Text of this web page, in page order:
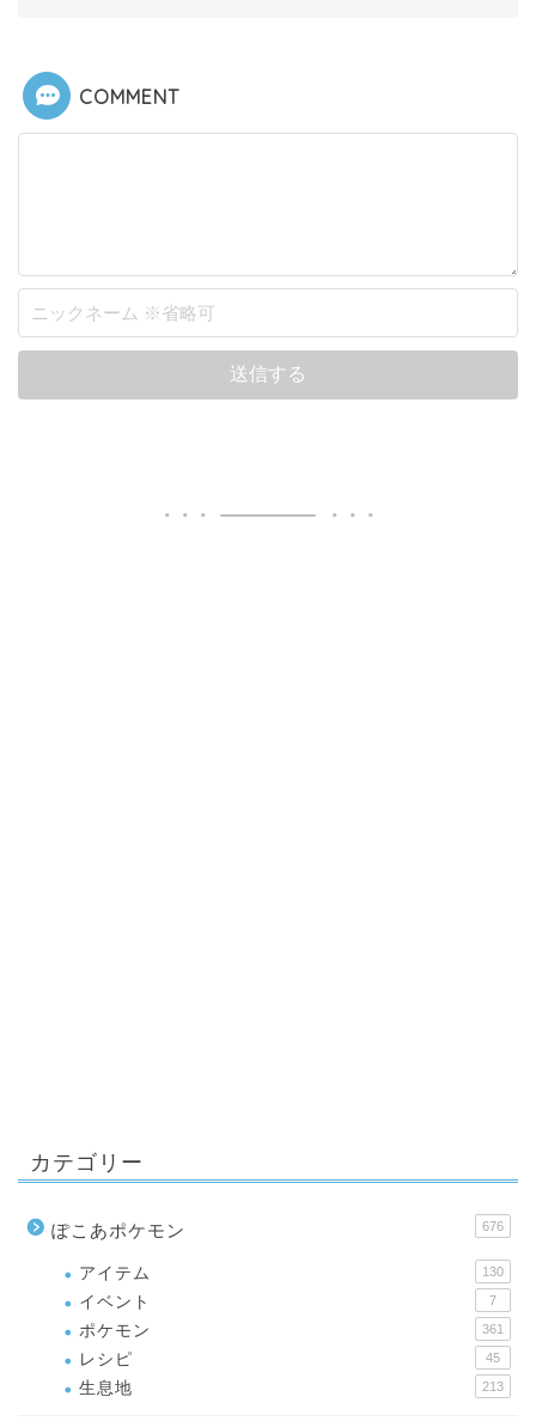
COMMENT
カテゴリー
ぽこあポケモン 676
アイテム 130
イベント 7
ポケモン 361
レシピ 45
生息地 213